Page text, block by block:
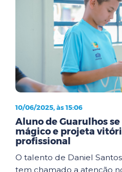
10/06/2025, às 15:06
Aluno de Guarulhos
mágico e projeta
profissional
O talento de Daniel
tem chamado a atenção